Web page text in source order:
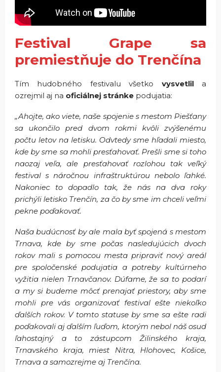
Festival Grape sa
premiestňuje do Trenčína
Tím hudobného festivalu všetko vysvetlila
ozrejmil aj na oficiálnej stránke podujatia:
„Ahojte, ako viete, naše spojenie s mestom Piešťany
sa ukončilo pred dvom rokmi kvôli zvýšenému
počtu letov na letisku. Odvtedy sme hľadali miesto,
kde by sme sa mohli presťahovať. Prešli sme si toho
naozaj veľa, ale presťahovať rozlohou tak veľký
festival s náročnou infraštruktúrou nebolo ľahké.
Nakoniec to dopadlo tak, že nás na dva roky
prichýli letisko Trenčín, za čo by sme im chceli veľmi
pekne poďakovať.
Naša budúcnosť by ale mala byť spojená s mestom
Trnava, kde by sme počas nasledujúcich dvoch
rokov mali s pomocou mesta pripraviť nový areál
pre spoločenské podujatia a potreby kultúrneho
vyžitia nielen Trnavčanov. Dúfame, že sa to podarí
a my si budeme môcť prenajať priestory, aby sme
mohli pre vás organizovať festival ešte niekoľko
ďalších rokov. V tomto statuse by sme sa ešte radi
poďakovali aj ďalším ľuďom, ktorým nebol náš osud
ľahostajný a to zástupcom Žilinského kraja,
Trnavského kraja, miest Nitra, Hlohovec, Košice,
Trnava a samozrejme aj Trenčína.